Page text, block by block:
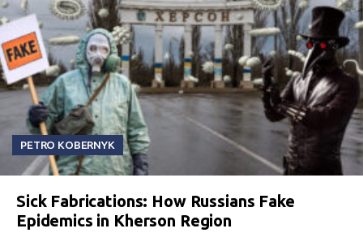
PETRO KOBERNYK
Sick Fabrications: How Russians Fake
Epidemics in Kherson Region